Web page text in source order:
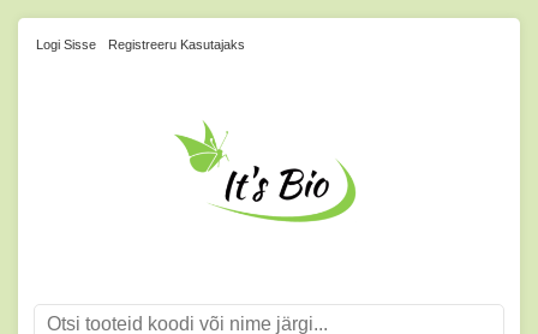
Logi Sisse Registreeru Kasutajaks